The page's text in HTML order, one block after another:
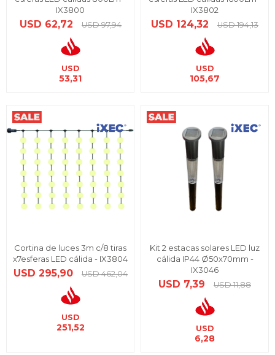
IX3800
USD 62,72 USD 97,94
USD
53,31
IX3802
USD 124,32 USD 194,13
USD
105,67
Cortina de luces 3m c/8 tiras
x7esferas LED cálida - IX3804
USD 295,90 USD 462,04
USD
251,52
Kit 2 estacas solares LED luz
cálida IP44 Ø50x70mm -
IX3046
USD 7,39 USD 11,88
USD
6,28